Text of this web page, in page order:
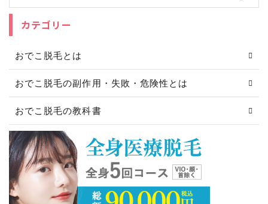
カテゴリー
おでこ脱毛とは
おでこ脱毛の副作用・失敗・危険性とは
おでこ脱毛の教科書